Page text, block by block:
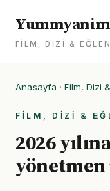
FILM, DIZI &
Anasayfa · Film, Dizi
FILM, DIZI &
2026